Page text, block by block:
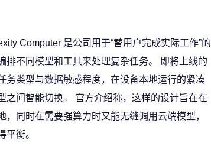
Computer 是公司用于“替用户完成实际工作”的
排不同模型和工具来处理复杂任务。 即将上线的
务类型与数据敏感程度，在设备本地运行的紧凑
之间智能切换。 官方介绍称，这样的设计旨在在
，同时在需要强算力时又能无缝调用云端模型，
平衡。